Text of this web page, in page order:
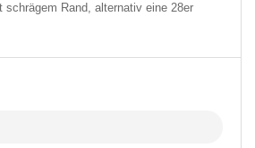
schrägem Rand, alternativ eine 28er